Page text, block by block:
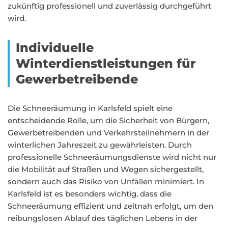
zukünftig professionell und zuverlässig durchgeführt
wird.
Individuelle
Winterdienstleistungen für
Gewerbetreibende
Die Schneeräumung in Karlsfeld spielt eine
entscheidende Rolle, um die Sicherheit von Bürgern,
Gewerbetreibenden und Verkehrsteilnehmern in der
winterlichen Jahreszeit zu gewährleisten. Durch
professionelle Schneeräumungsdienste wird nicht nur
die Mobilität auf Straßen und Wegen sichergestellt,
sondern auch das Risiko von Unfällen minimiert. In
Karlsfeld ist es besonders wichtig, dass die
Schneeräumung effizient und zeitnah erfolgt, um den
reibungslosen Ablauf des täglichen Lebens in der